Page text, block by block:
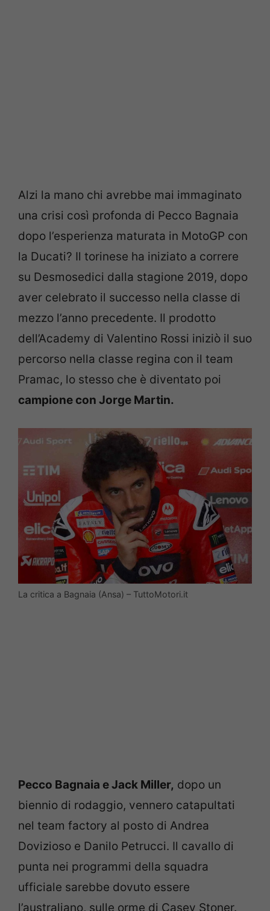
Alzi la mano chi avrebbe mai immaginato
una crisi così profonda di Pecco Bagnaia
dopo l’esperienza maturata in MotoGP con
la Ducati? Il torinese ha iniziato a correre
su Desmosedici dalla stagione 2019, dopo
aver celebrato il successo nella classe di
mezzo l’anno precedente. Il prodotto
dell’Academy di Valentino Rossi iniziò il suo
percorso nella classe regina con il team
Pramac, lo stesso che è diventato poi
campione con Jorge Martin.
La critica a Bagnaia (Ansa) – TuttoMotori.it
Pecco Bagnaia e Jack Miller, dopo un
biennio di rodaggio, vennero catapultati
nel team factory al posto di Andrea
Dovizioso e Danilo Petrucci. Il cavallo di
punta nei programmi della squadra
ufficiale sarebbe dovuto essere
l’australiano, sulle orme di Casey Stoner.